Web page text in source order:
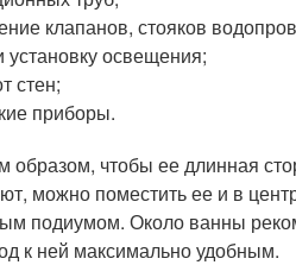
клапанов, стояков
установку освещения;
стен;
приборы.
образом, чтобы ее длинная
можно поместить ее и в
подиумом. Около ванны
к ней максимально удобным.